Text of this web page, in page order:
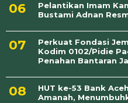
Pelantikan Imam
Bustami Adnan
Perkuat Fondasi
Kodim 0102/Pidie
Penahan Bantaran
HUT ke-53 Bank
Amanah,